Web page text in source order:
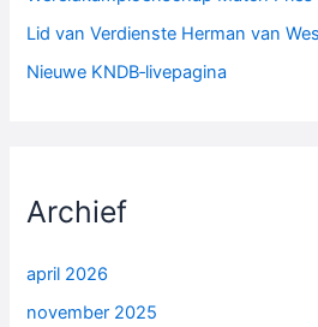
Lid van Verdienste Herman van
Nieuwe KNDB‑livepagina
Archief
april 2026
november 2025